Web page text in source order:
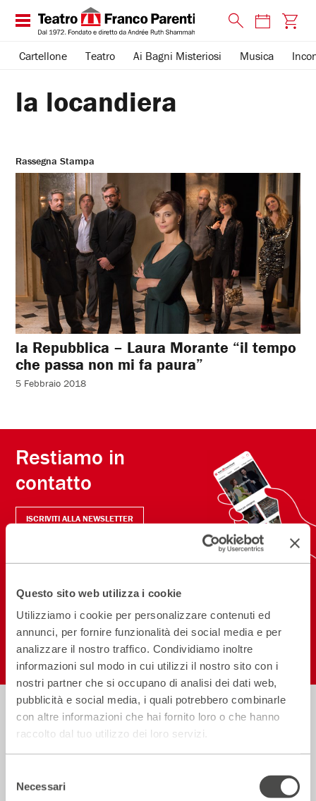
Questo sito web utilizza i cookie
Utilizziamo i cookie per personalizzare contenuti ed
annunci, per fornire funzionalità dei social media e per
analizzare il nostro traffico. Condividiamo inoltre
informazioni sul modo in cui utilizzi il nostro sito con i
nostri partner che si occupano di analisi dei dati web,
pubblicità e social media, i quali potrebbero combinarle
con altre informazioni che hai fornito loro o che hanno
raccolto dal tuo utilizzo dei loro servizi.
delNecessari
Cartellone Teatro Ai Bagni Misteriosi Musica
la locandiera
Rassegna Stampa
la Repubblica – Laura Morante “il tempo
che passa non mi fa paura”
5 Febbraio 2018
Restiamo in
contatto
ISCRIVITI ALLA NEWSLETTER
Seguici sui social
Informazioni
utili
Biglietteria
Orari in vigore dall’1 al 31 Luglio